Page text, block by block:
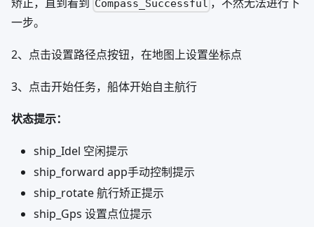
微信小程序上位机操作说明
打开微信小程序列表搜索：“IOT太阳能水质船”即可获取无
人水质检测船的微信小程序上位机
小程序上可切换船体控制模式：遥控器模式和自主航行模
**遥控器模式：**使用2.4G遥控器控制船体，遥控器模式